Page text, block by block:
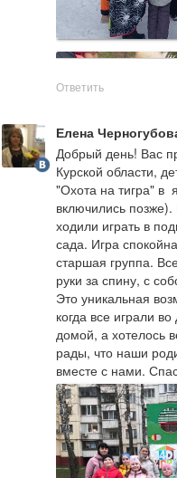
Ответить
Елена
Добрый день! Вас
Курской области,
"Охота на тигра" в
включились
ходили играть в
сада. Игра
старшая группа.
руки за спину, с
Это уникальная
когда все играли
домой, а хотелось
рады, что наши
вместе с нами.